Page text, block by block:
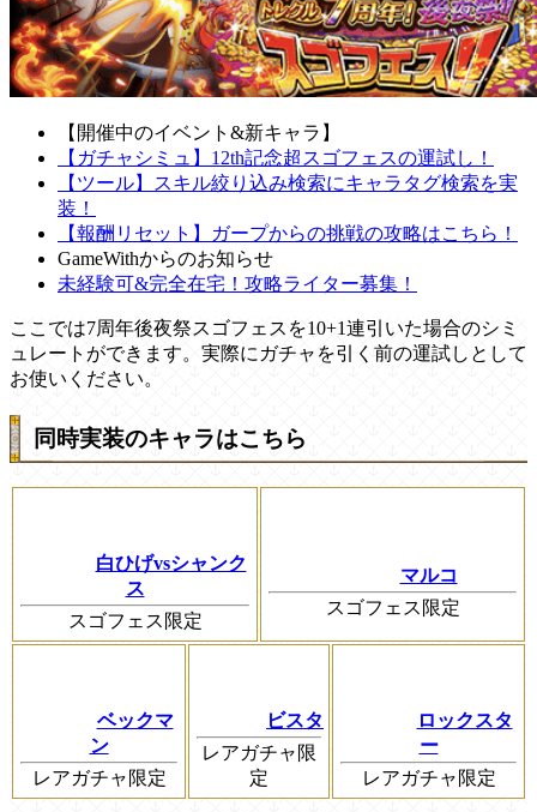
【開催中のイベント&新キャラ】
【ガチャシミュ】12th記念超スゴフェスの運試し！
【ツール】スキル絞り込み検索にキャラタグ検索を実
装！
【報酬リセット】ガープからの挑戦の攻略はこちら！
GameWithからのお知らせ
未経験可&完全在宅！攻略ライター募集！
ここでは7周年後夜祭スゴフェスを10+1連引いた場合のシミ
ュレートができます。実際にガチャを引く前の運試しとして
お使いください。
同時実装のキャラはこちら
白ひげvsシャンク
ス
スゴフェス限定
マルコ
スゴフェス限定
ベックマ
ン
レアガチャ限定
ビスタ
レアガチャ限
定
ロックスタ
ー
レアガチャ限定